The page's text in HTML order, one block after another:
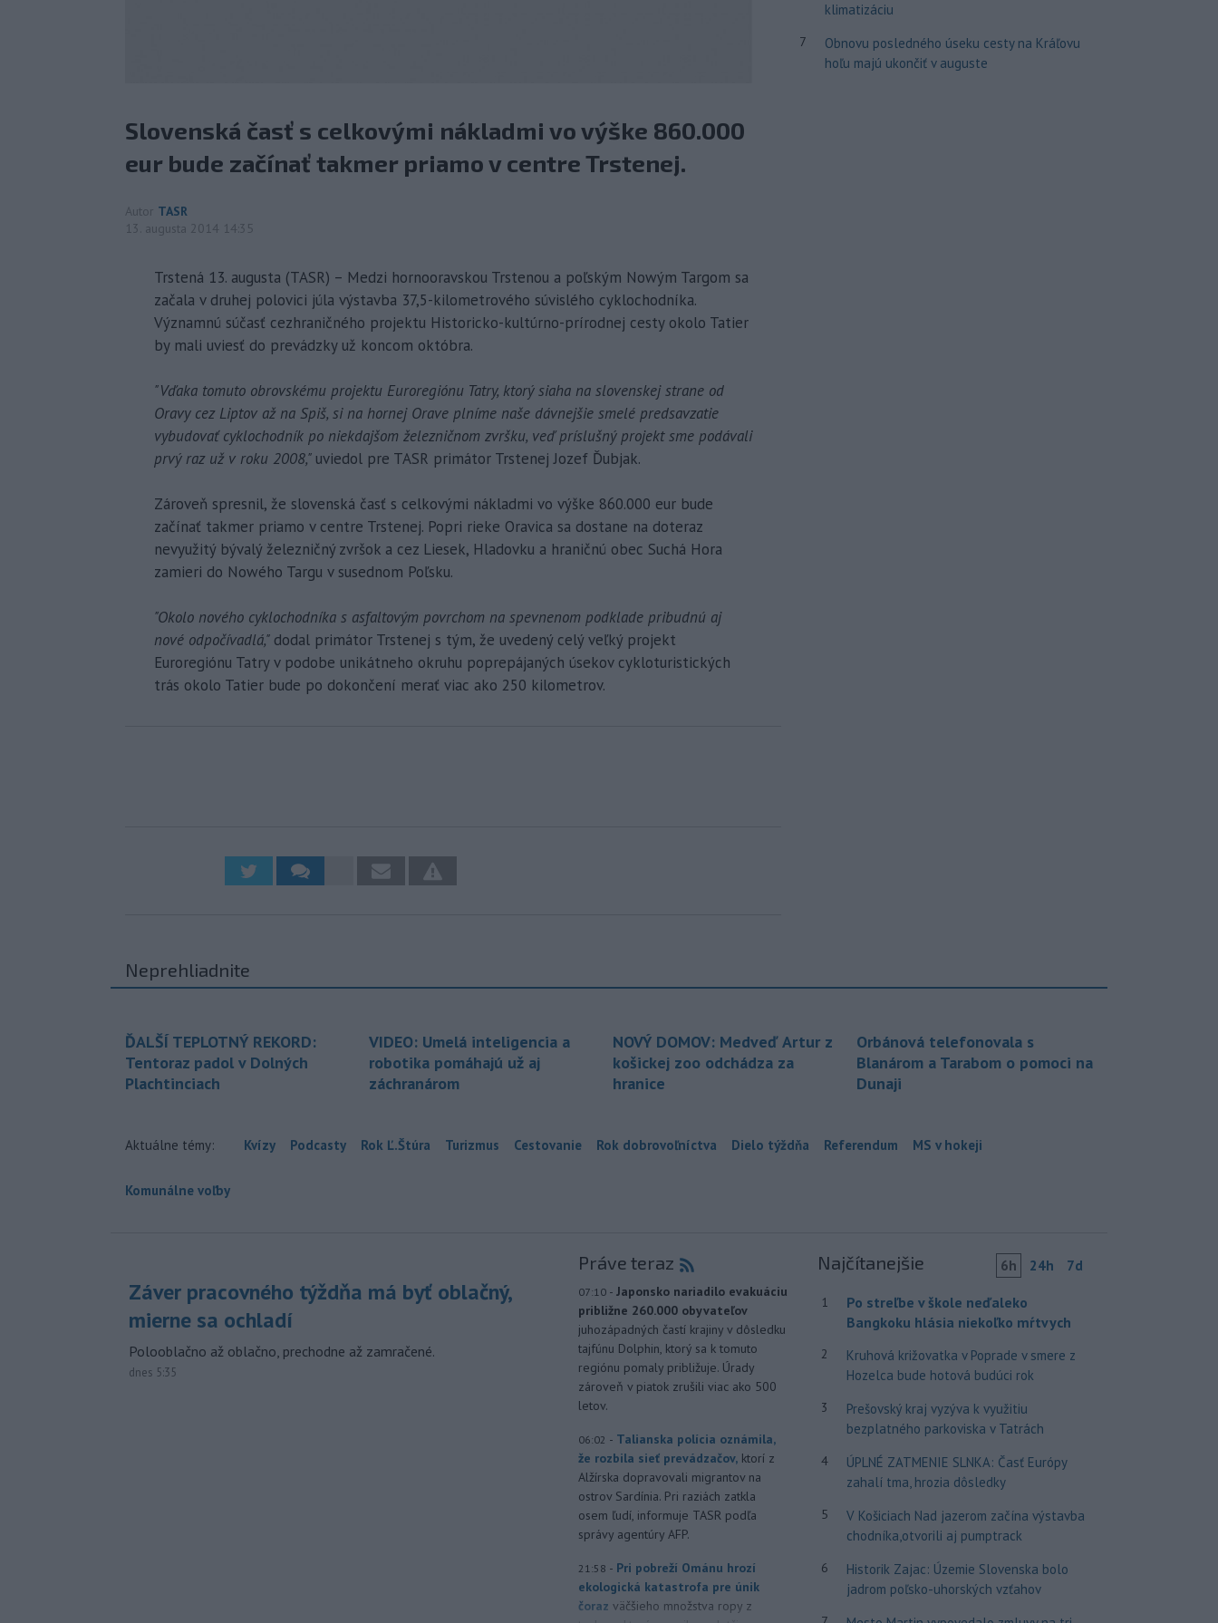
Slovenská časť s celkovými nákladmi vo výške 860.000
eur bude začínať takmer priamo v centre Trstenej.
Autor TASR
13. augusta 2014 14:35
Trstená 13. augusta (TASR) – Medzi hornooravskou Trstenou a poľským Nowým Targom sa
začala v druhej polovici júla výstavba 37,5-kilometrového súvislého cyklochodníka.
Významnú súčasť cezhraničného projektu Historicko-kultúrno-prírodnej cesty okolo Tatier
by mali uviesť do prevádzky už koncom októbra.
"Vďaka tomuto obrovskému projektu Euroregiónu Tatry, ktorý siaha na slovenskej strane od
Oravy cez Liptov až na Spiš, si na hornej Orave plníme naše dávnejšie smelé predsavzatie
vybudovať cyklochodník po niekdajšom železničnom zvršku, veď príslušný projekt sme podávali
prvý raz už v roku 2008," uviedol pre TASR primátor Trstenej Jozef Ďubjak.
Zároveň spresnil, že slovenská časť s celkovými nákladmi vo výške 860.000 eur bude
začínať takmer priamo v centre Trstenej. Popri rieke Oravica sa dostane na doteraz
nevyužitý bývalý železničný zvršok a cez Liesek, Hladovku a hraničnú obec Suchá Hora
zamieri do Nowého Targu v susednom Poľsku.
"Okolo nového cyklochodníka s asfaltovým povrchom na spevnenom podklade pribudnú aj
nové odpočívadlá," dodal primátor Trstenej s tým, že uvedený celý veľký projekt
Euroregiónu Tatry v podobe unikátneho okruhu poprepájaných úsekov cykloturistických
trás okolo Tatier bude po dokončení merať viac ako 250 kilometrov.
klimatizáciu
7
Obnovu posledného úseku cesty na Kráľovu
hoľu majú ukončiť v auguste
Neprehliadnite
ĎALŠÍ TEPLOTNÝ REKORD:
Tentoraz padol v Dolných
Plachtinciach
VIDEO: Umelá inteligencia a
robotika pomáhajú už aj
záchranárom
NOVÝ DOMOV: Medveď Artur z
košickej zoo odchádza za
hranice
Orbánová telefonovala s
Blanárom a Tarabom o pomoci na
Dunaji
Aktuálne témy: Kvízy Podcasty Rok Ľ.Štúra Turizmus Cestovanie Rok dobrovoľníctva Dielo týždňa Referendum MS v hokeji
Komunálne voľby
Záver pracovného týždňa má byť oblačný,
mierne sa ochladí
Polooblačno až oblačno, prechodne až zamračené.
dnes 5:35
Práve teraz
07:10 - Japonsko nariadilo evakuáciu
približne 260.000 obyvateľov
juhozápadných častí krajiny v dôsledku
tajfúnu Dolphin, ktorý sa k tomuto
regiónu pomaly približuje. Úrady
zároveň v piatok zrušili viac ako 500
letov.
06:02 - Talianska polícia oznámila,
že rozbila sieť prevádzačov, ktorí z
Alžírska dopravovali migrantov na
ostrov Sardínia. Pri raziách zatkla
osem ľudí, informuje TASR podľa
správy agentúry AFP.
21:58 - Pri pobreží Ománu hrozí
ekologická katastrofa pre únik
čoraz väčšieho množstva ropy z
Najčítanejšie 6h 24h 7d
1
Po streľbe v škole neďaleko
Bangkoku hlásia niekoľko mŕtvych
2
Kruhová križovatka v Poprade v smere z
Hozelca bude hotová budúci rok
3
Prešovský kraj vyzýva k využitiu
bezplatného parkoviska v Tatrách
4
ÚPLNÉ ZATMENIE SLNKA: Časť Európy
zahalí tma, hrozia dôsledky
5
V Košiciach Nad jazerom začína výstavba
chodníka,otvorili aj pumptrack
6
Historik Zajac: Územie Slovenska bolo
jadrom poľsko-uhorských vzťahov